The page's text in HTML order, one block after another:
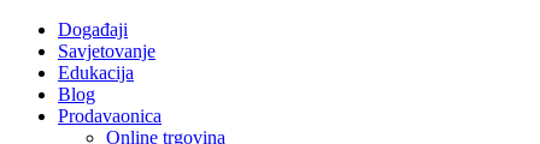
Događaji
Savjetovanje
Edukacija
Blog
Prodavaonica
Online trgovina